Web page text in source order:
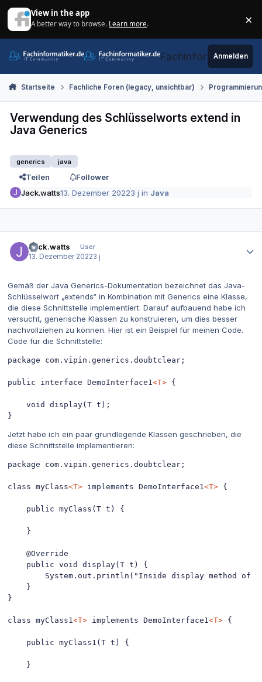
View in the app
A better way to browse. Learn more. ×
Fachinformatiker.de
Anmelden
Startseite Fachliche Foren (legacy, unsichtbar)
Verwendung des Schlüsselworts extend in
Java Generics
generics java
Teilen
Follower
Jack.watts13. Dezember 20223 j in Java
Jack.watts
User
13. Dezember 20223 j
Gemäß der Java Generics-Dokumentation bezeichnet das Java-
Schlüsselwort „extends“ in Kombination mit Generics eine Klasse,
die diese Schnittstelle implementiert. Darauf aufbauend habe ich
versucht, generische Klassen zu konstruieren, um dies besser
nachvollziehen zu können. Hier ist ein Beispiel für meinen Code.
Code für die Schnittstelle:
package com.vipin.generics.doubtclear;
public interface DemoInterface1<T> {
    void display(T t);
}
Jetzt habe ich ein paar grundlegende Klassen geschrieben, die
diese Schnittstelle implementieren:
package com.vipin.generics.doubtclear;
class myClass<T> implements DemoInterface1<T> {
    public myClass(T t) {
    }
    @Override
    public void display(T t) {
System.out.println("Inside display method of
    }
}
class myClass1<T> implements DemoInterface1<T> {
    public myClass1(T t) {
    }